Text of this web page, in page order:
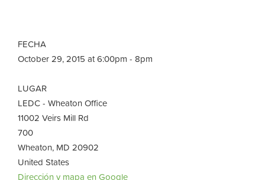
FECHA
October 29, 2015 at 6:00pm - 8pm
LUGAR
LEDC - Wheaton Office
11002 Veirs Mill Rd
700
Wheaton, MD 20902
United States
Dirección y mapa en Google